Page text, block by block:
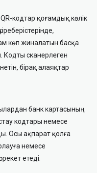
кодтар қоғамдық көлік
көп жиналатын басқа
Кодты сканерлеген
бірақ алаяқтар
банк картасының
кодтары немесе
Осы ақпарат қолға
немесе
етеді.